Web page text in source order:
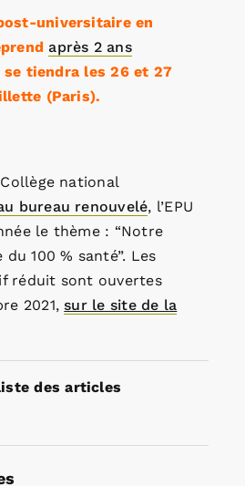
universitaire en
après 2 ans
tiendra les 26 et 27
(Paris).
Collège national
bureau renouvelé, l’EPU
le thème : “Notre
100 % santé”. Les
réduit sont ouvertes
2021,sur le site de la
des articles